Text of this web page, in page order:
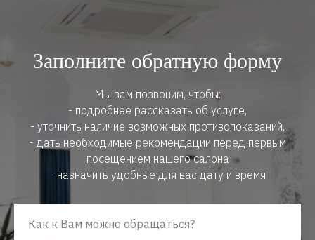
Заполните обратную форму
Мы вам позвоним, чтобы:
- подробнее рассказать об услуге,
- уточнить наличие возможных противопоказаний,
- дать необходимые рекомендации перед первым
посещением нашего салона
- назначить удобные для вас дату и время
Как к Вам можно обращаться?